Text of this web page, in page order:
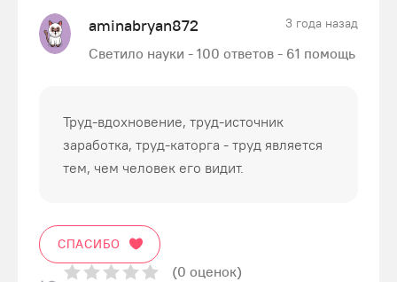
aminabryan872 3 года назад
Светило науки - 100 ответов - 61 помощь
Труд-вдохновение, труд-источник
заработка, труд-каторга - труд является
тем, чем человек его видит.
СПАСИБО
(0 оценок)